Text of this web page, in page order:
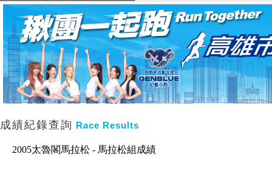
成績紀錄查詢 Race Results
2005太魯閣馬拉松 - 馬拉松組成績